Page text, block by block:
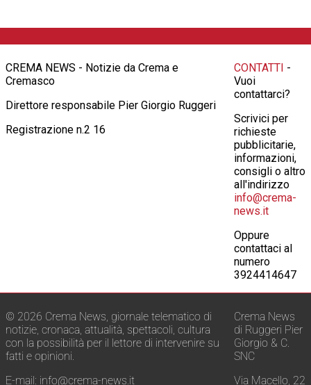
CREMA NEWS - Notizie da Crema e
Cremasco
Direttore responsabile Pier Giorgio Ruggeri
Registrazione n.2 16
CONTATTI -
Vuoi
contattarci?
Scrivici per
richieste
pubblicitarie,
informazioni,
consigli o altro
all'indirizzo
info@crema-
news.it
Oppure
contattaci al
numero
3924414647
© 2026 Crema News, giornale telematico di
notizie, cronaca, attualità, spettacoli, cultura
con la possibilità per il lettore di intervenire su
fatti e opinioni.
E-mail: info@crema-news.it
Crema News
di Ruggeri Pier
Giorgio & C.
SNC
Via Macello, 22